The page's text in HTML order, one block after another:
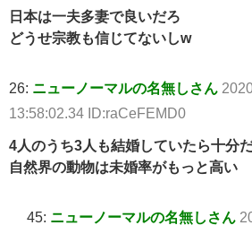
日本は一夫多妻で良いだろ
どうせ宗教も信じてないしw
26: ニューノーマルの名無しさん
13:58:02.34 ID:raCeFEMD0
4人のうち3人も結婚していたら十分
自然界の動物は未婚率がもっと高い
45: ニューノーマルの名無しさん